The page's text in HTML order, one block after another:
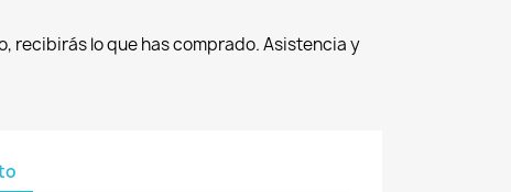
recibirás lo que has comprado. Asistencia y